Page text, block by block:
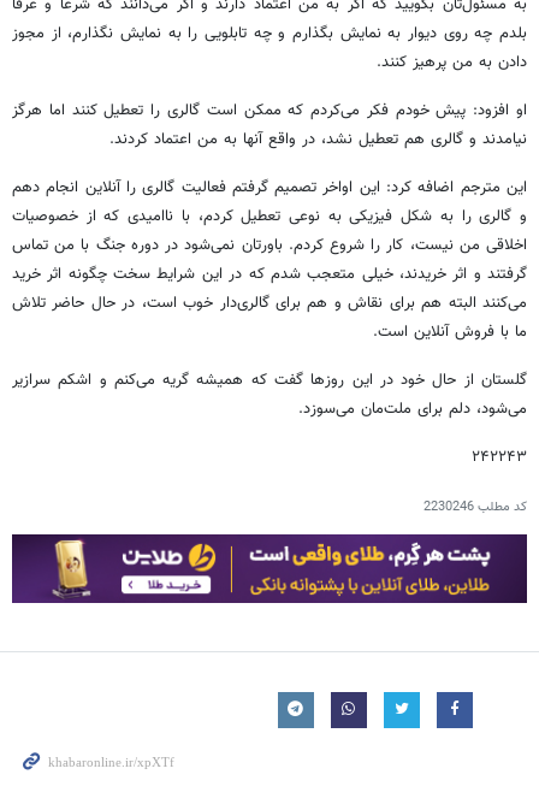
به مسئول‌تان بگویید که اگر به من اعتماد دارند و اگر می‌دانند که شرعا و عرفا
بلدم چه روی دیوار به نمایش بگذارم و چه تابلویی را به نمایش نگذارم، از مجوز
دادن به من پرهیز کنند.
او افزود: پیش خودم فکر می‌کردم که ممکن است گالری را تعطیل کنند اما هرگز
نیامدند و گالری هم تعطیل نشد، در واقع آنها به من اعتماد کردند.
این مترجم اضافه کرد: این اواخر تصمیم گرفتم فعالیت گالری را آنلاین انجام دهم
و گالری را به شکل فیزیکی به نوعی تعطیل کردم، با ناامیدی که از خصوصیات
اخلاقی من نیست، کار را شروع کردم. باورتان نمی‌شود در دوره جنگ با من تماس
گرفتند و اثر خریدند، خیلی متعجب شدم که در این شرایط سخت چگونه اثر خرید
می‌کنند البته هم برای نقاش و هم برای گالری‌دار خوب است، در حال حاضر تلاش
ما با فروش آنلاین است.
گلستان از حال خود در این روزها گفت که همیشه گریه می‌کنم و اشکم سرازیر
می‌شود، دلم برای ملت‌مان می‌سوزد.
۲۴۲۲۴۳
کد مطلب2230246